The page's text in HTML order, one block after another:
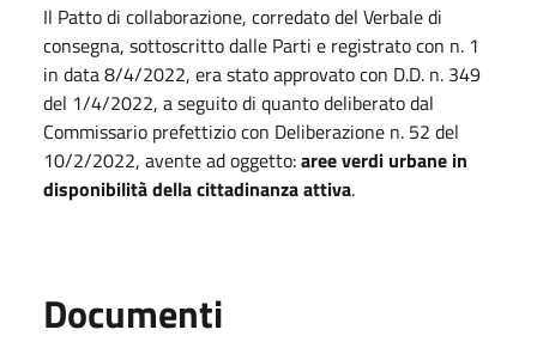
Il Patto di collaborazione, corredato del Verbale di
consegna, sottoscritto dalle Parti e registrato con n. 1
in data 8/4/2022, era stato approvato con D.D. n. 349
del 1/4/2022, a seguito di quanto deliberato dal
Commissario prefettizio con Deliberazione n. 52 del
10/2/2022, avente ad oggetto:aree verdi urbane in
disponibilità della cittadinanza attiva.
Documenti